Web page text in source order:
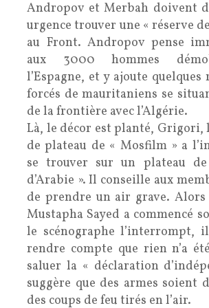
Andropov et Merbah doivent
urgence trouver une « réserve
au Front. Andropov pense
aux 3000 hommes
l’Espagne, et y ajoute quelques
forcés de mauritaniens se
de la frontière avec l’Algérie.
Là, le décor est planté, Grigori,
de plateau de « Mosfilm » a
se trouver sur un plateau de
d’Arabie ». Il conseille aux
de prendre un air grave. Alors
Mustapha Sayed a commencé
le scénographe l’interrompt,
rendre compte que rien n’a
saluer la « déclaration
suggère que des armes soient
des coups de feu tirés en l’air.